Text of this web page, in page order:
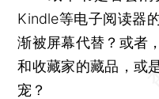
Kindle等电子阅读器
渐被屏幕代替？或者
和收藏家的藏品，或
宠？